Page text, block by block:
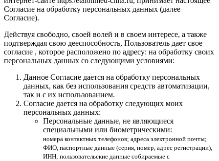
Согласие на обработку персональных данных (далее –
Согласие).
Действуя свободно, своей волей и в своем интересе, а также
подтверждая свою дееспособность, Пользователь дает свое
согласие , которое расположено по адресу: на обработку своих
персональных данных со следующими условиями:
Данное Согласие дается на обработку персональных
данных, как без использования средств автоматизации,
так и с их использованием.
Согласие дается на обработку следующих моих
персональных данных:
Персональные данные, не являющиеся
специальными или биометрическими:
номера контактных телефонов; адреса электронной почты;
ФИО, паспортные данные (серия, номер, адрес регистрации),
ИНН; пользовательские данные собираемые с